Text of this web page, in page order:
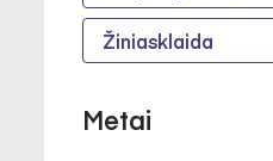
Žiniasklaida
Metai